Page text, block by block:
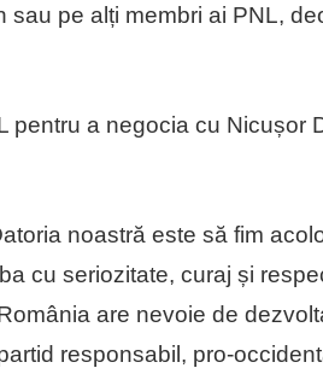
pe alți membri ai PNL,
pentru a negocia cu Nicușor
noastră este să fim
cu seriozitate, curaj și
are nevoie de
responsabil, pro-